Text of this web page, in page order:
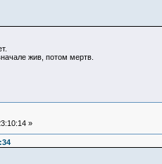
жив, потом мертв.
»